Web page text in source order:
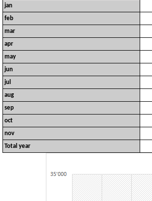
jan
feb
mar
apr
may
jun
jul
aug
sep
oct
nov
Total year